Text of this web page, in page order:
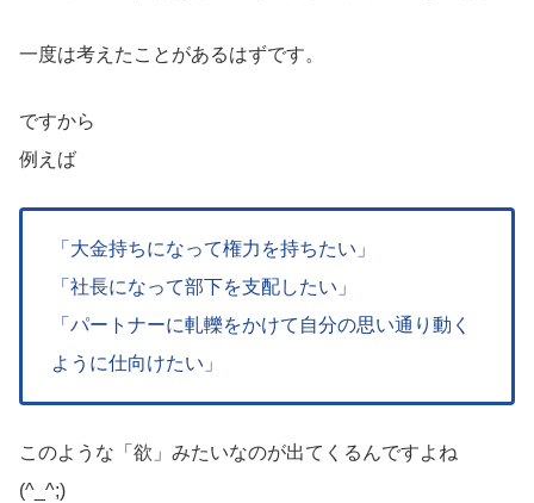
一度は考えたことがあるはずです。
ですから
例えば
「大金持ちになって権力を持ちたい」
「社長になって部下を支配したい」
「パートナーに軋轢をかけて自分の思い通り動く
ように仕向けたい」
このような「欲」みたいなのが出てくるんですよね
(^_^;)